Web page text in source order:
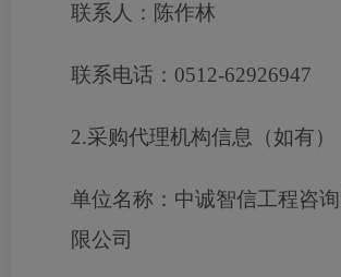
联系人：陈作林
联系电话：0512-62926947
2.采购代理机构信息（如有）
单位名称：中诚智信工程咨
限公司